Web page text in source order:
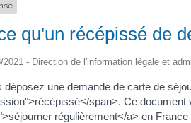
qu'un récépissé de
2021 - Direction de l'information légale et
déposez une demande de carte de
span>. Ce
régulièrement</a> en